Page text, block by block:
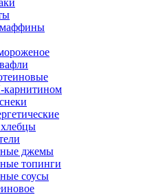
карнитином
джемы
топинги
соусы